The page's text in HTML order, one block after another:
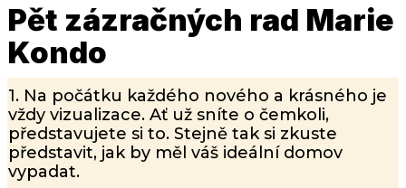
Pět zázračných rad Marie
Kondo
1. Na počátku každého nového a krásného je
vždy vizualizace. Ať už sníte o čemkoli,
představujete si to. Stejně tak si zkuste
představit, jak by měl váš ideální domov
vypadat.